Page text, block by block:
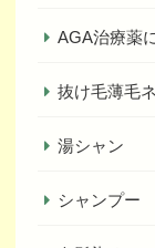
AGA治療薬
抜け毛薄毛
湯シャン
シャンプー